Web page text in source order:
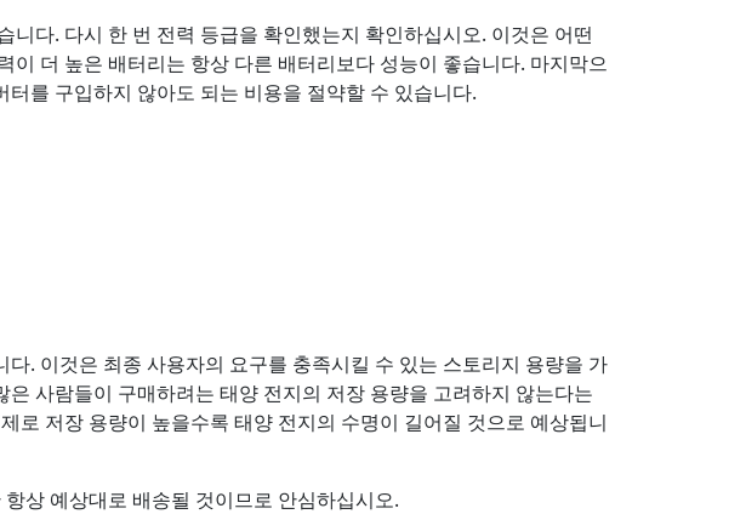
다. 다시 한 번 전력 등급을 확인했는지 확인하십시오. 이것은 어떤
더 높은 배터리는 항상 다른 배터리보다 성능이 좋습니다. 마지막으
를 구입하지 않아도 되는 비용을 절약할 수 있습니다.
. 이것은 최종 사용자의 요구를 충족시킬 수 있는 스토리지 용량을 가
사람들이 구매하려는 태양 전지의 저장 용량을 고려하지 않는다는
로 저장 용량이 높을수록 태양 전지의 수명이 길어질 것으로 예상됩니
상 예상대로 배송될 것이므로 안심하십시오.